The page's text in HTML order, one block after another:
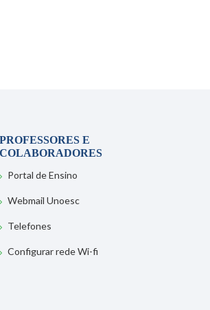
PROFESSORES E
COLABORADORES
Portal de Ensino
Webmail Unoesc
Telefones
Configurar rede Wi-fi